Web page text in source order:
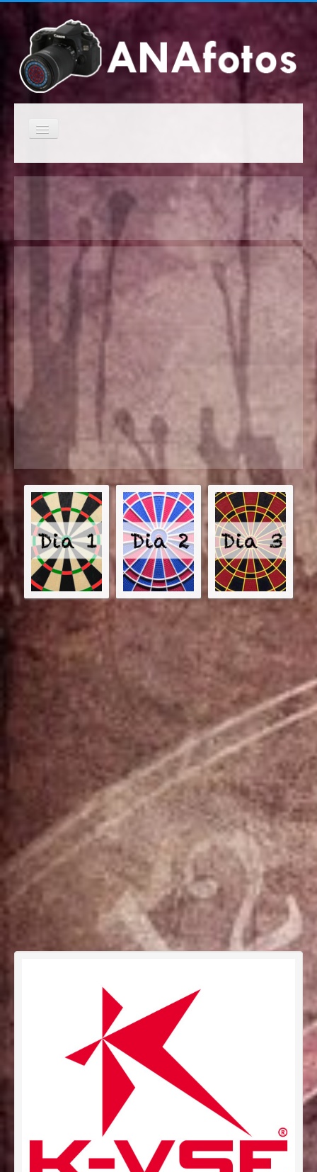
Cambiar
navegación
Inicio
Campeonatos anteriores
Próximos campeonatos
Clasificaciones de los campeonatos